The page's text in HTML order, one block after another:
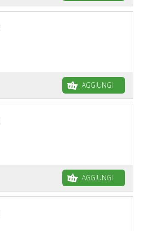
AGGIUNGI
AGGIUNGI